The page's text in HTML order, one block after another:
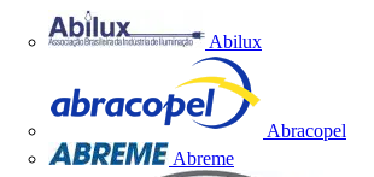
Abilux
Abracopel
Abreme